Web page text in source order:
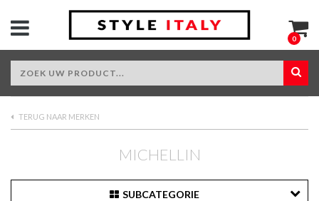
0
TERUG NAAR MERKEN
MICHELLIN
SUBCATEGORIE